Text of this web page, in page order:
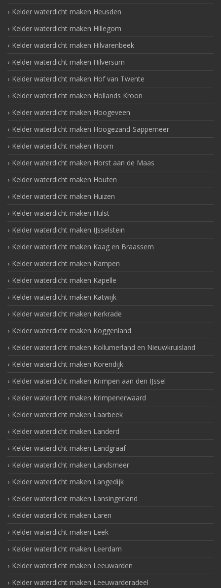
Kelder waterdicht maken Heusden
Kelder waterdicht maken Hillegom
Kelder waterdicht maken Hilvarenbeek
Kelder waterdicht maken Hilversum
Kelder waterdicht maken Hof van Twente
Kelder waterdicht maken Hollands Kroon
Kelder waterdicht maken Hoogeveen
Kelder waterdicht maken Hoogezand-Sappemeer
Kelder waterdicht maken Hoorn
Kelder waterdicht maken Horst aan de Maas
Kelder waterdicht maken Houten
Kelder waterdicht maken Huizen
Kelder waterdicht maken Hulst
Kelder waterdicht maken IJsselstein
Kelder waterdicht maken Kaag en Braassem
Kelder waterdicht maken Kampen
Kelder waterdicht maken Kapelle
Kelder waterdicht maken Katwijk
Kelder waterdicht maken Kerkrade
Kelder waterdicht maken Koggenland
Kelder waterdicht maken Kollumerland en Nieuwkruisland
Kelder waterdicht maken Korendijk
Kelder waterdicht maken Krimpen aan den IJssel
Kelder waterdicht maken Krimpenerwaard
Kelder waterdicht maken Laarbeek
Kelder waterdicht maken Landerd
Kelder waterdicht maken Landgraaf
Kelder waterdicht maken Landsmeer
Kelder waterdicht maken Langedijk
Kelder waterdicht maken Lansingerland
Kelder waterdicht maken Laren
Kelder waterdicht maken Leek
Kelder waterdicht maken Leerdam
Kelder waterdicht maken Leeuwarden
Kelder waterdicht maken Leeuwarderadeel